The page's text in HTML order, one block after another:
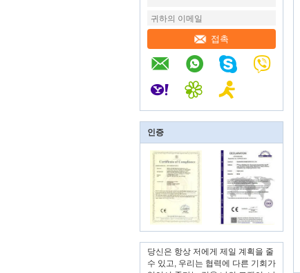
접촉
인증
당신은 항상 저에게 제일 계획을 줄
수 있고, 우리는 협력에 다른 기회가